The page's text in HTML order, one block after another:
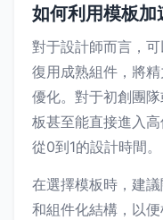
如何利用模板
對于設計師而言，可
復用成熟組件，將
優化。對于初創團
板甚至能直接進入
從0到1的設計時間。
在選擇模板時，建
和組件化結構，以